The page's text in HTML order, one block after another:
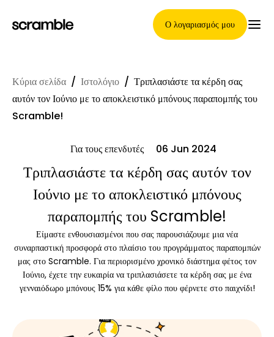
Ο λογαριασμός μου
Κύρια Σελίδα
Όροι ανάθεσης απαιτήσεων
Γκαλερί μαρκών
Επιλογή μάρκας
Υπολογιστές
Κύρια σελίδα / Ιστολόγιο / Τριπλασιάστε τα κέρδη σας
αυτόν τον Ιούνιο με το αποκλειστικό μπόνους παραπομπής του
Scramble!
Για τους επενδυτές 06 Jun 2024
Τριπλασιάστε τα κέρδη σας αυτόν τον
Ιούνιο με το αποκλειστικό μπόνους
παραπομπής του Scramble!
Είμαστε ενθουσιασμένοι που σας παρουσιάζουμε μια νέα
συναρπαστική προσφορά στο πλαίσιο του προγράμματος παραπομπών
μας στο Scramble. Για περιορισμένο χρονικό διάστημα φέτος τον
Ιούνιο, έχετε την ευκαιρία να τριπλασιάσετε τα κέρδη σας με ένα
γενναιόδωρο μπόνους 15% για κάθε φίλο που φέρνετε στο παιχνίδι!